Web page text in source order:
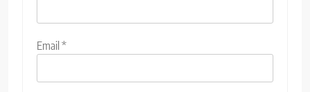
Email*